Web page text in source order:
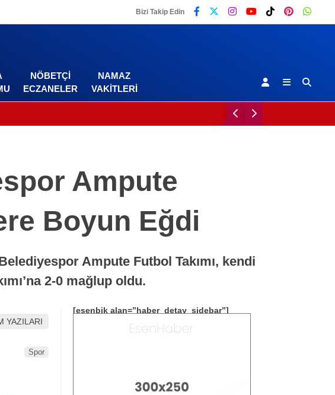
Asayiş
Bizi Takip Edin
NÖBETÇI
ECZANELER
NAMAZ
VAKITLERI
Ampute
Boyun Eğdi
Ampute Futbol Takımı, kendi
2-0 mağlup oldu.
YAZILARI
Spor
[esenbik alan=”haber_detay_sidebar”]